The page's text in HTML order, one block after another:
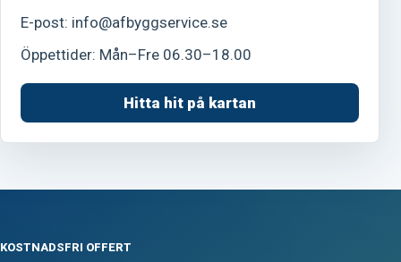
E-post: info@afbyggservice.se
Öppettider: Mån–Fre 06.30–18.00
Hitta hit på kartan
KOSTNADSFRI OFFERT